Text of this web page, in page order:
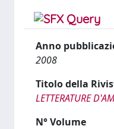
Anno
2008
Titolo della
LETTERATURE
N° Volume